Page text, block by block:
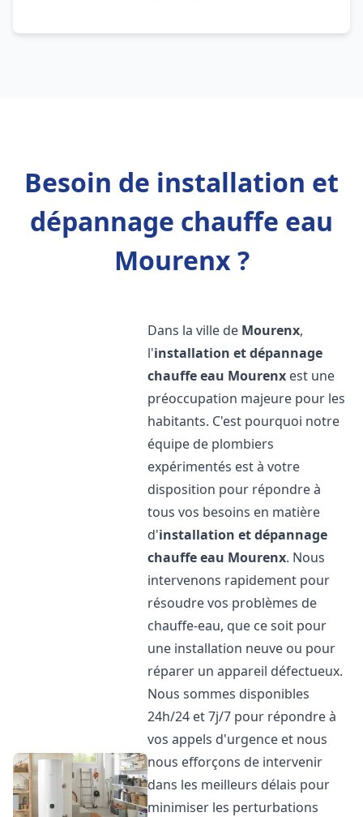
Besoin de installation et
dépannage chauffe eau
Mourenx ?
Dans la ville de Mourenx,
l'installation et dépannage
chauffe eau Mourenx est une
préoccupation majeure pour les
habitants. C'est pourquoi notre
équipe de plombiers
expérimentés est à votre
disposition pour répondre à
tous vos besoins en matière
d'installation et dépannage
chauffe eau Mourenx. Nous
intervenons rapidement pour
résoudre vos problèmes de
chauffe-eau, que ce soit pour
une installation neuve ou pour
réparer un appareil défectueux.
Nous sommes disponibles
24h/24 et 7j/7 pour répondre à
vos appels d'urgence et nous
nous efforçons de intervenir
dans les meilleurs délais pour
minimiser les perturbations